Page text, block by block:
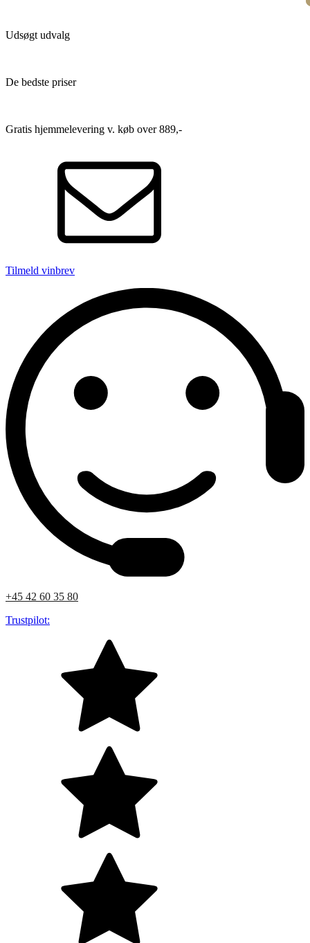
Udsøgt udvalg
De bedste priser
Gratis hjemmelevering v. køb over 889,-
Tilmeld vinbrev
+45 42 60 35 80
Trustpilot: